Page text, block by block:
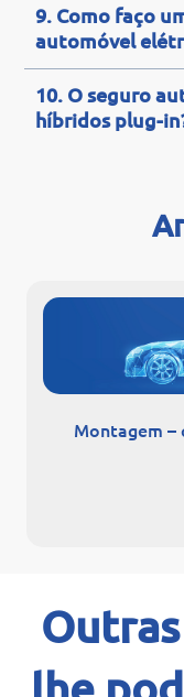
9. Como faço
automóvel
10. O seguro
híbridos plug-
Montagem